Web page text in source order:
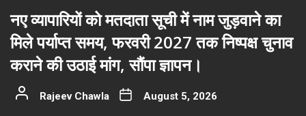
नए व्यापारियों को मतदाता सूची में नाम जुड़वाने का
मिले पर्याप्त समय, फरवरी 2027 तक निष्पक्ष चुनाव
कराने की उठाई मांग, सौंपा ज्ञापन।
Rajeev Chawla August 5, 2026